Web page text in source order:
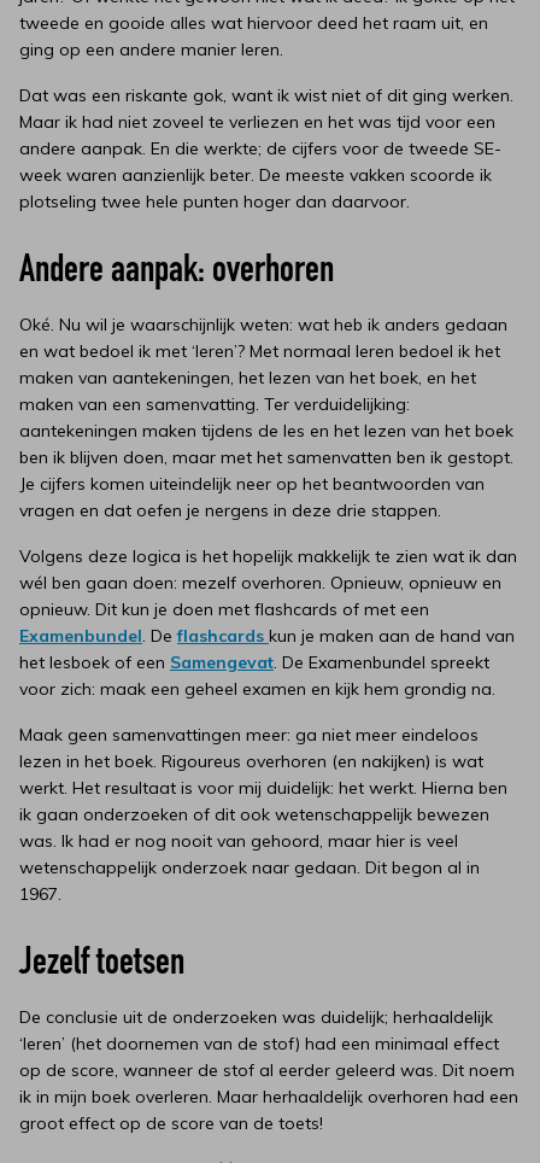
tweede en gooide alles wat hiervoor deed het raam uit, en
ging op een andere manier leren.
Dat was een riskante gok, want ik wist niet of dit ging werken.
Maar ik had niet zoveel te verliezen en het was tijd voor een
andere aanpak. En die werkte; de cijfers voor de tweede SE-
week waren aanzienlijk beter. De meeste vakken scoorde ik
plotseling twee hele punten hoger dan daarvoor.
Andere aanpak: overhoren
Oké. Nu wil je waarschijnlijk weten: wat heb ik anders gedaan
en wat bedoel ik met ‘leren’? Met normaal leren bedoel ik het
maken van aantekeningen, het lezen van het boek, en het
maken van een samenvatting. Ter verduidelijking:
aantekeningen maken tijdens de les en het lezen van het boek
ben ik blijven doen, maar met het samenvatten ben ik gestopt.
Je cijfers komen uiteindelijk neer op het beantwoorden van
vragen en dat oefen je nergens in deze drie stappen.
Volgens deze logica is het hopelijk makkelijk te zien wat ik dan
wél ben gaan doen: mezelf overhoren. Opnieuw, opnieuw en
opnieuw. Dit kun je doen met flashcards of met een
Examenbundel. Deflashcards kun je maken aan de hand van
het lesboek of een Samengevat. De Examenbundel spreekt
voor zich: maak een geheel examen en kijk hem grondig na.
Maak geen samenvattingen meer: ga niet meer eindeloos
lezen in het boek. Rigoureus overhoren (en nakijken) is wat
werkt. Het resultaat is voor mij duidelijk: het werkt. Hierna ben
ik gaan onderzoeken of dit ook wetenschappelijk bewezen
was. Ik had er nog nooit van gehoord, maar hier is veel
wetenschappelijk onderzoek naar gedaan. Dit begon al in
1967.
Jezelf toetsen
De conclusie uit de onderzoeken was duidelijk; herhaaldelijk
‘leren’ (het doornemen van de stof) had een minimaal effect
op de score, wanneer de stof al eerder geleerd was. Dit noem
ik in mijn boek overleren. Maar herhaaldelijk overhoren had een
groot effect op de score van de toets!